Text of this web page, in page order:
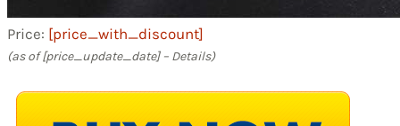
Price: [price_with_discount]
(as of [price_update_date] – Details)